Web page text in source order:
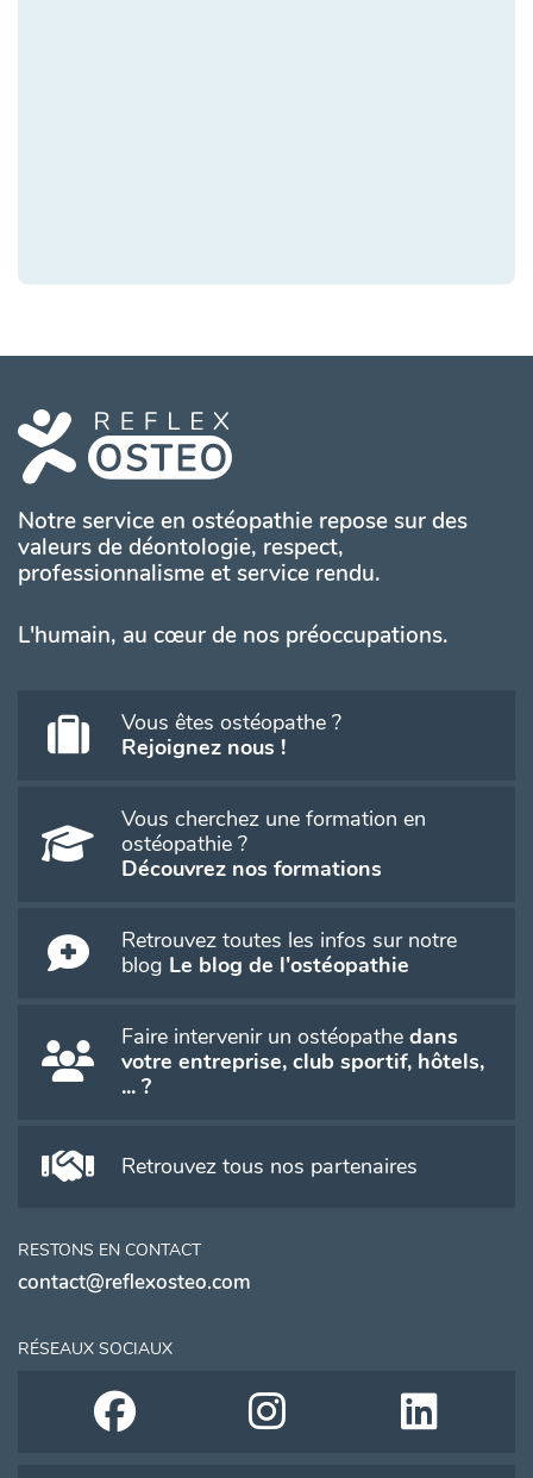
Notre service en ostéopathie repose sur des
valeurs de déontologie, respect,
professionnalisme et service rendu.
L'humain, au cœur de nos préoccupations.
Vous êtes ostéopathe ?
Rejoignez nous !
Vous cherchez une formation en
ostéopathie ?
Découvrez nos formations
Retrouvez toutes les infos sur notre
blog Le blog de l'ostéopathie
Faire intervenir un ostéopathe dans
votre entreprise, club sportif, hôtels,
... ?
Retrouvez tous nos partenaires
RESTONS EN CONTACT
contact@reflexosteo.com
RÉSEAUX SOCIAUX